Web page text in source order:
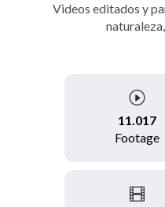
Videos editados y
11.017
Footage